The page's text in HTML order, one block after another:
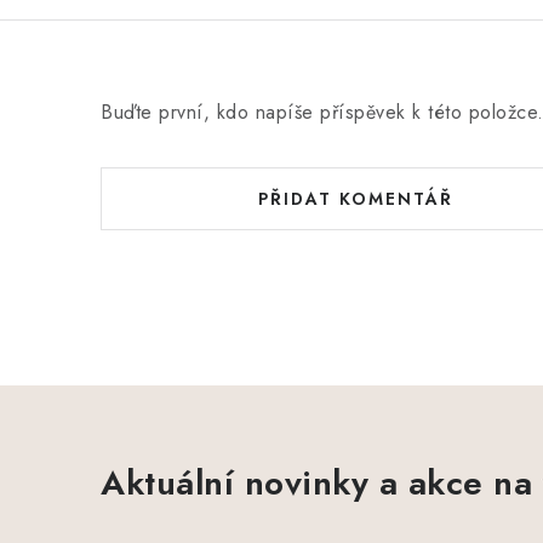
Buďte první, kdo napíše příspěvek k této položce.
PŘIDAT KOMENTÁŘ
Aktuální novinky a akce na